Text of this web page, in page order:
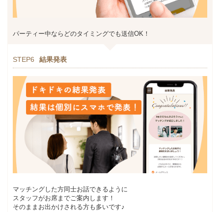
パーティー中ならどのタイミングでも送信OK！
STEP6 結果発表
マッチングした方同士お話できるように
スタッフがお席までご案内します！
そのままお出かけされる方も多いです♪